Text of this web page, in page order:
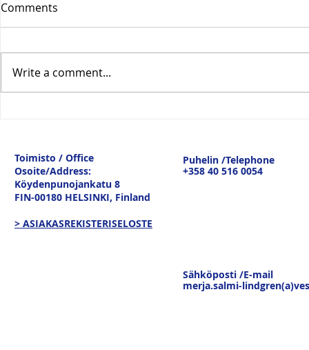
keskustelu
19.3.26
Comments
Write a comment...
Toimisto / Office
Osoite/Address:
Köydenpunojankatu 8
FIN-00180 HELSINKI, Finland
> ASIAKASREKISTERISELOSTE
Puhelin /Telephone
+358 40 516 0054
Sähköposti /E-mail
merja.salmi-